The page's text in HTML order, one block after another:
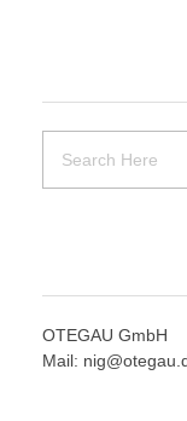
OTEGAU GmbH
Mail: